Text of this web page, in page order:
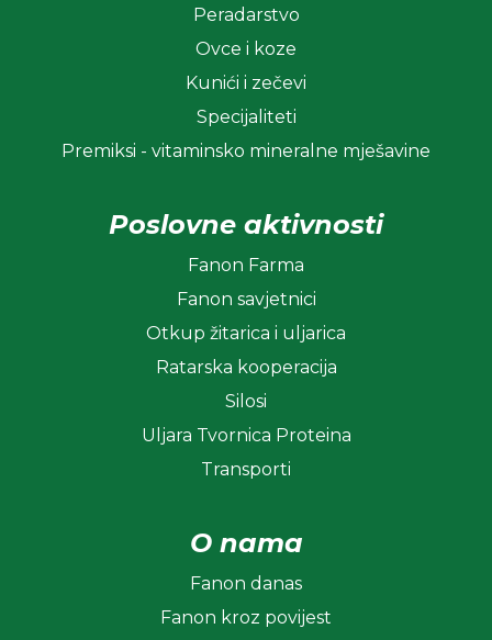
Peradarstvo
Ovce i koze
Kunići i zečevi
Specijaliteti
Premiksi - vitaminsko mineralne mješavine
Poslovne aktivnosti
Fanon Farma
Fanon savjetnici
Otkup žitarica i uljarica
Ratarska kooperacija
Silosi
Uljara Tvornica Proteina
Transporti
O nama
Fanon danas
Fanon kroz povijest